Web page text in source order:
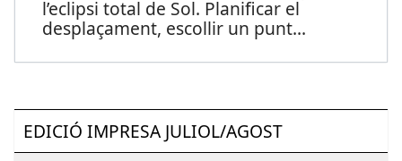
l’eclipsi total de Sol. Planificar el
desplaçament, escollir un punt...
EDICIÓ IMPRESA JULIOL/AGOST